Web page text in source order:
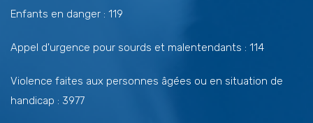
Enfants en danger : 119
Appel d'urgence pour sourds et malentendants : 114
Violence faites aux personnes âgées ou en situation de
handicap : 3977